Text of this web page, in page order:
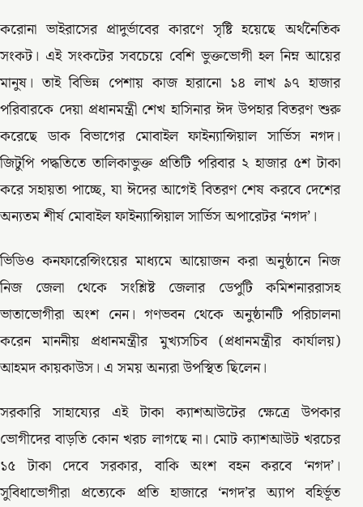
করোনা ভাইরাসের প্রাদুর্ভাবের কারণে সৃষ্টি হয়েছে অর্থনৈতিক
সংকট। এই সংকটের সবচেয়ে বেশি ভুক্তভোগী হল নিম্ন আয়ের
মানুষ। তাই বিভিন্ন পেশায় কাজ হারানো ১৪ লাখ ৯৭ হাজার
পরিবারকে দেয়া প্রধানমন্ত্রী শেখ হাসিনার ঈদ উপহার বিতরণ শুরু
করেছে ডাক বিভাগের মোবাইল ফাইন্যান্সিয়াল সার্ভিস নগদ।
জিটুপি পদ্ধতিতে তালিকাভুক্ত প্রতিটি পরিবার ২ হাজার ৫শ টাকা
করে সহায়তা পাচ্ছে, যা ঈদের আগেই বিতরণ শেষ করবে দেশের
অন্যতম শীর্ষ মোবাইল ফাইন্যান্সিয়াল সার্ভিস অপারেটর ‘নগদ’।
ভিডিও কনফারেন্সিংয়ের মাধ্যমে আয়োজন করা অনুষ্ঠানে নিজ
নিজ জেলা থেকে সংশ্লিষ্ট জেলার ডেপুটি কমিশনাররাসহ
ভাতাভোগীরা অংশ নেন। গণভবন থেকে অনুষ্ঠানটি পরিচালনা
করেন মাননীয় প্রধানমন্ত্রীর মুখ্যসচিব (প্রধানমন্ত্রীর কার্যালয়)
আহমদ কায়কাউস। এ সময় অন্যরা উপস্থিত ছিলেন।
সরকারি সাহায্যের এই টাকা ক্যাশআউটের ক্ষেত্রে উপকার
ভোগীদের বাড়তি কোন খরচ লাগছে না। মোট ক্যাশআউট খরচের
১৫ টাকা দেবে সরকার, বাকি অংশ বহন করবে ‘নগদ’।
সুবিধাভোগীরা প্রত্যেকে প্রতি হাজারে ‘নগদ’র অ্যাপ বহির্ভূত